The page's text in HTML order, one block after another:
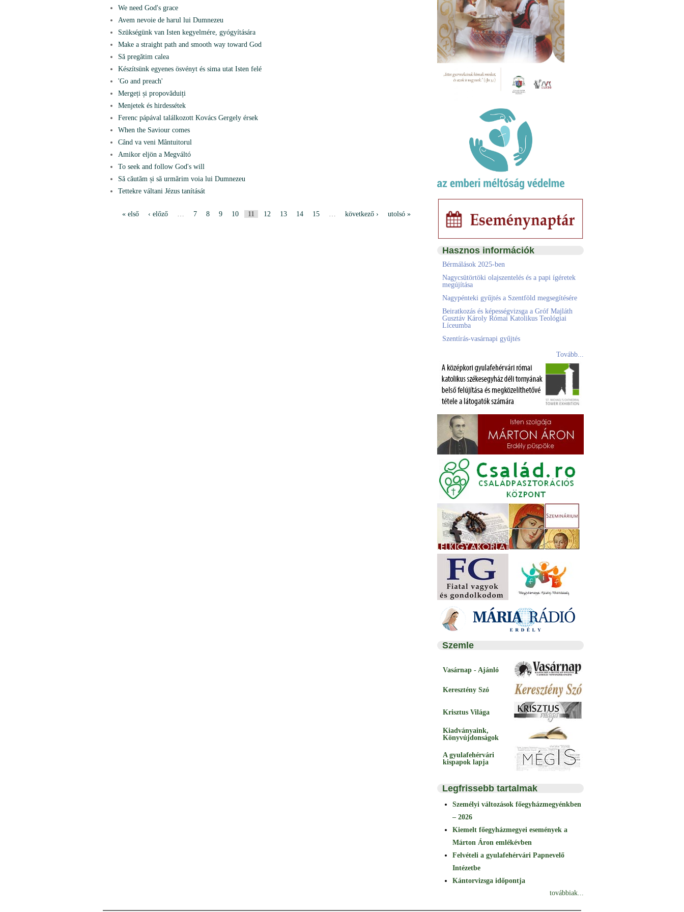
We need God's grace
Avem nevoie de harul lui Dumnezeu
Szükségünk van Isten kegyelmére, gyógyítására
Make a straight path and smooth way toward God
Să pregătim calea
Készítsünk egyenes ösvényt és sima utat Isten felé
'Go and preach'
Mergeți și propovăduiți
Menjetek és hirdessétek
Ferenc pápával találkozott Kovács Gergely érsek
When the Saviour comes
Când va veni Mântuitorul
Amikor eljön a Megváltó
To seek and follow God's will
Să căutăm și să urmărim voia lui Dumnezeu
Tettekre váltani Jézus tanítását
« első ‹ előző … 7 8 9 10 11 12 13 14 15 … következő › utolsó »
Hasznos információk
Bérmálások 2025-ben
Nagycsütörtöki olajszentelés és a papi ígéretek
megújítása
Nagypénteki gyűjtés a Szentföld megsegítésére
Beiratkozás és képességvizsga a Gróf Majláth
Gusztáv Károly Római Katolikus Teológiai
Líceumba
Szentírás-vasárnapi gyűjtés
Tovább...
Szemle
Vasárnap - Ajánló
Keresztény Szó
Krisztus Világa
Kiadványaink,
Könyvújdonságok
A gyulafehérvári
kispapok lapja
Legfrissebb tartalmak
Személyi változások főegyházmegyénkben
– 2026
Kiemelt főegyházmegyei események a
Márton Áron emlékévben
Felvételi a gyulafehérvári Papnevelő
Intézetbe
Kántorvizsga időpontja
továbbiak...